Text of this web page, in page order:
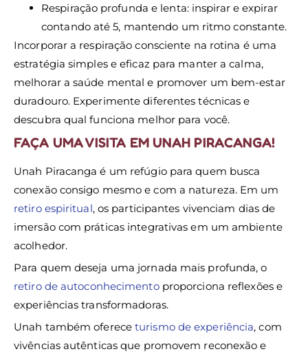
Respiração profunda e lenta: inspirar e expirar
contando até 5, mantendo um ritmo constante.
Incorporar a respiração consciente na rotina é uma
estratégia simples e eficaz para manter a calma,
melhorar a saúde mental e promover um bem-estar
duradouro. Experimente diferentes técnicas e
descubra qual funciona melhor para você.
FAÇA UMA VISITA EM UNAH PIRACANGA!
Unah Piracanga é um refúgio para quem busca
conexão consigo mesmo e com a natureza. Em um
retiro espiritual, os participantes vivenciam dias de
imersão com práticas integrativas em um ambiente
acolhedor.
Para quem deseja uma jornada mais profunda, o
retiro de autoconhecimentoproporciona reflexões e
experiências transformadoras.
Unah também ofereceturismo de experiência, com
vivências autênticas que promovem reconexão e